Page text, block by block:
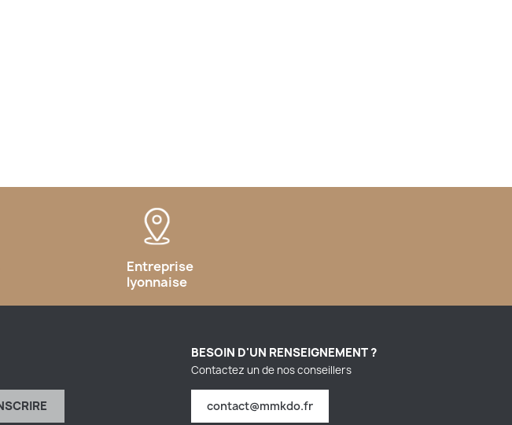
Entreprise
lyonnaise
BESOIN D'UN RENSEIGNEMENT ?
Contactez un de nos conseillers
contact@mmkdo.fr